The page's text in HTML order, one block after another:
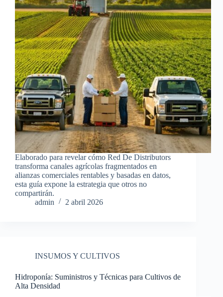
Elaborado para revelar cómo Red De Distributors
transforma canales agrícolas fragmentados en
alianzas comerciales rentables y basadas en datos,
esta guía expone la estrategia que otros no
compartirán.
admin
2 abril 2026
INSUMOS Y CULTIVOS
Hidroponía: Suministros y Técnicas para Cultivos de
Alta Densidad